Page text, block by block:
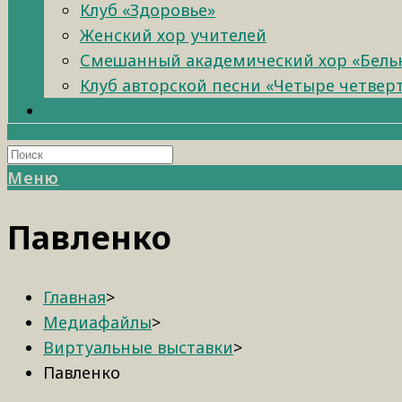
Клуб «Здоровье»
Женский хор учителей
Смешанный академический хор
Клуб авторской песни «Четыре
Меню
Павленко
Главная>
Медиафайлы>
Виртуальные выставки>
Павленко